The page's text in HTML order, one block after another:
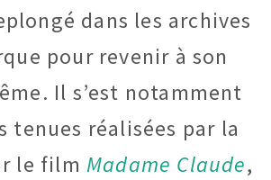
dans les archives
pour revenir à son
Il s’est notamment
tenues réalisées par la
le film Madame Claude,